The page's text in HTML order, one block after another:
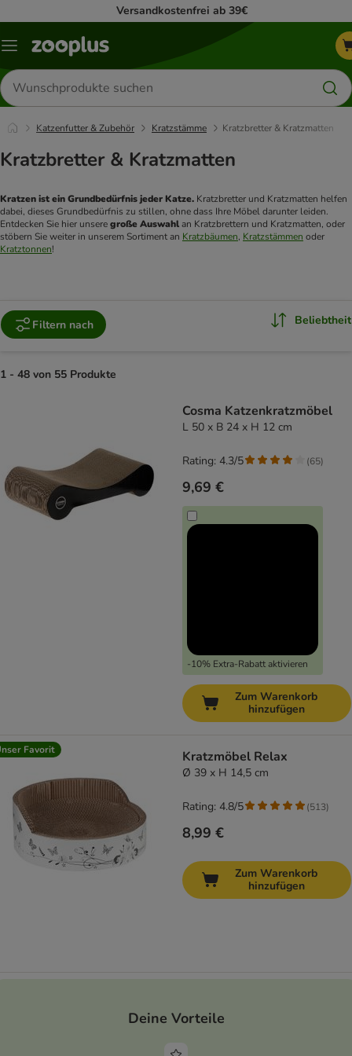
Versandkostenfrei ab 39€
Menü
Produkte
suchen
Katzenfutter & Zubehör Kratzstämme Kratzbretter & Kratzmatten
Kratzbretter & Kratzmatten
Kratzen ist ein Grundbedürfnis jeder Katze. Kratzbretter und Kratzmatten helfen
dabei, dieses Grundbedürfnis zu stillen, ohne dass Ihre Möbel darunter leiden.
Entdecken Sie hier unsere große Auswahl an Kratzbrettern und Kratzmatten, oder
stöbern Sie weiter in unserem Sortiment an Kratzbäumen, Kratzstämmen
Kratztonnen!
Filtern nach Beliebtheit
1 - 48 von 55 Produkte
Cosma Katzenkratzmöbel
L 50 x B 24 x H 12 cm
9,69 €
-10% Extra-Rabatt aktivieren
Rating: 4.3/5 (65)
Zum Warenkorb
hinzufügen
Favorit Kratzmöbel Relax
Ø 39 x H 14,5 cm
8,99 €
Rating: 4.8/5 (513)
Zum Warenkorb
hinzufügen
Deine Vorteile